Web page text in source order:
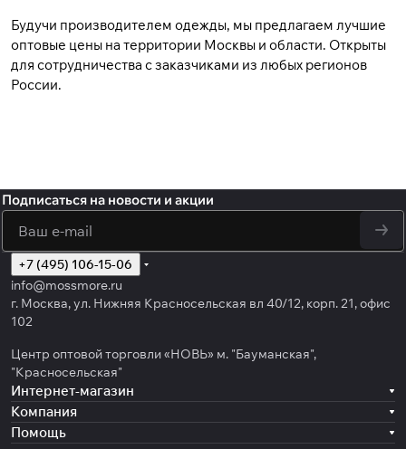
Будучи производителем одежды, мы предлагаем лучшие
оптовые цены на территории Москвы и области. Открыты
для сотрудничества с заказчиками из любых регионов
России.
Подписаться на новости и акции
+7 (495) 106-15-06
info@mossmore.ru
г. Москва, ул. Нижняя Красносельская вл 40/12, корп. 21, офис
102
Центр оптовой торговли «НОВЬ» м. "Бауманская",
"Красносельская"
Интернет-магазин
Компания
Помощь